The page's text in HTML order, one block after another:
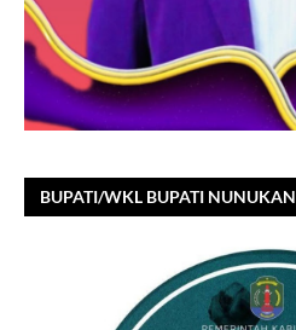
BUPATI/WKL BUPATI NUNUKAN